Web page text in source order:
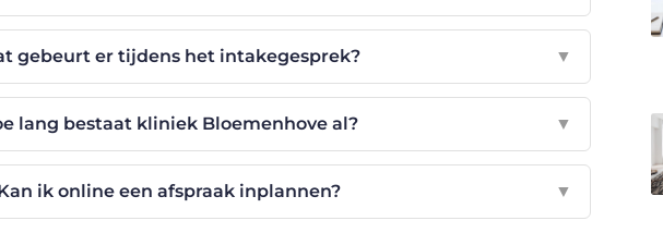
gebeurt er tijdens het intakegesprek? ▼
lang bestaat kliniek Bloemenhove al? ▼
ik online een afspraak inplannen? ▼